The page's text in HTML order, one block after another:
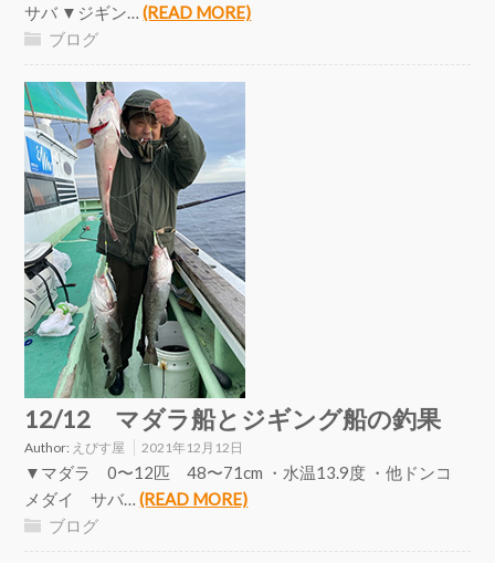
サバ ▼ジギン…(READ MORE)
ブログ
12/12 マダラ船とジギング船の釣果
Author: えびす屋 2021年12月12日
▼マダラ 0〜12匹 48〜71cm ・水温13.9度 ・他ドンコ
メダイ サバ…(READ MORE)
ブログ